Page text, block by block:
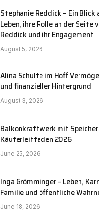
Stephanie Reddick – Ein Blick
Leben, ihre Rolle an der Seite
Reddick und ihr Engagement
August 5, 2026
Alina Schulte im Hoff
und finanzieller Hintergrund
August 3, 2026
Balkonkraftwerk mit Speicher:
Käuferleitfaden 2026
June 25, 2026
Inga Grömminger – Leben,
Familie und öffentliche
June 18, 2026